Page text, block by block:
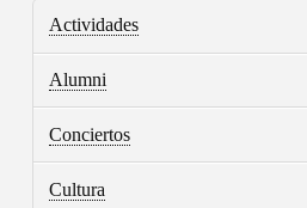
Actividades
Alumni
Conciertos
Cultura